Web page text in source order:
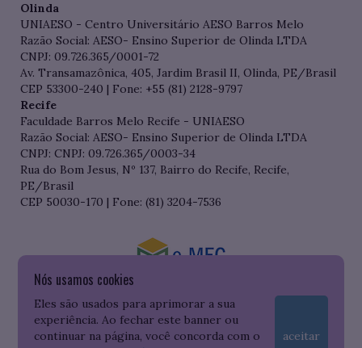
Nós usamos cookies
Eles são usados para aprimorar a sua
experiência. Ao fechar este banner ou
continuar na página, você concorda com o
aceitar
Olinda
UNIAESO - Centro Universitário AESO Barros Melo
Razão Social: AESO- Ensino Superior de Olinda LTDA
CNPJ: 09.726.365/0001-72
Av. Transamazônica, 405, Jardim Brasil II, Olinda, PE/Brasil
CEP 53300-240 | Fone: +55 (81) 2128-9797
Recife
Faculdade Barros Melo Recife - UNIAESO
Razão Social: AESO- Ensino Superior de Olinda LTDA
CNPJ: CNPJ: 09.726.365/0003-34
Rua do Bom Jesus, Nº 137, Bairro do Recife, Recife,
PE/Brasil
CEP 50030-170 | Fone: (81) 3204-7536
Consulte o cadastro da Instituição no Sistema do e-MEC